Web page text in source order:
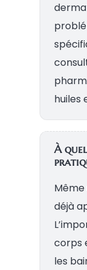
huiles
À
déjà
corps
les